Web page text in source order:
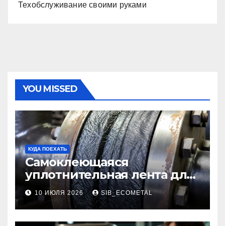
Техобслуживание своими руками
YOU MISSED
КУДА ПОЕХАТЬ
Самоклеющаяся
уплотнительная лента для
огнезащиты фланцевых
соединений
10 ИЮЛЯ 2026 SIB_ECOMETAL